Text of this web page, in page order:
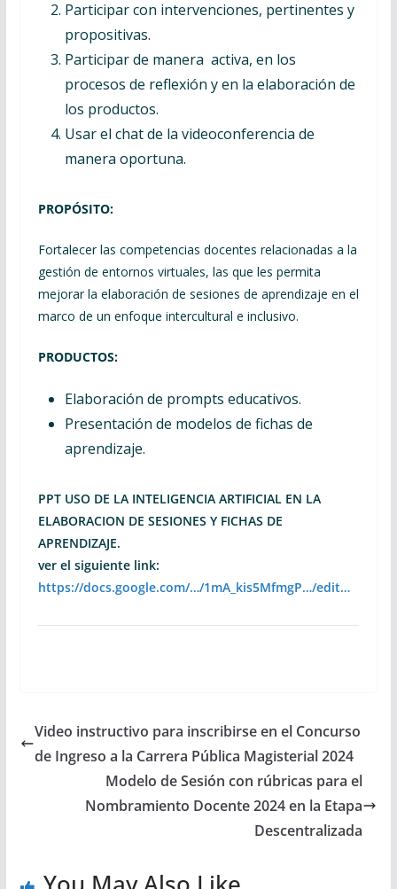
Participar con intervenciones, pertinentes y
propositivas.​
Participar de manera activa, en los
procesos de reflexión y en la elaboración de
los productos.
Usar el chat de la videoconferencia de
manera oportuna.
PROPÓSITO: ​
Fortalecer las competencias docentes relacionadas a la
gestión de entornos virtuales, las que les permita
mejorar la elaboración de sesiones de aprendizaje en el
marco de un enfoque intercultural e inclusivo.
PRODUCTOS: ​
Elaboración de prompts educativos.
Presentación de modelos de fichas de
aprendizaje.
PPT USO DE LA INTELIGENCIA ARTIFICIAL EN LA
ELABORACION DE SESIONES Y FICHAS DE
APRENDIZAJE.
ver el siguiente link:
https://docs.google.com/…/1mA_kis5MfmgP…/edit…
Video instructivo para inscribirse en el Concurso
de Ingreso a la Carrera Pública Magisterial 2024
Modelo de Sesión con rúbricas para el
Nombramiento Docente 2024 en la Etapa
Descentralizada